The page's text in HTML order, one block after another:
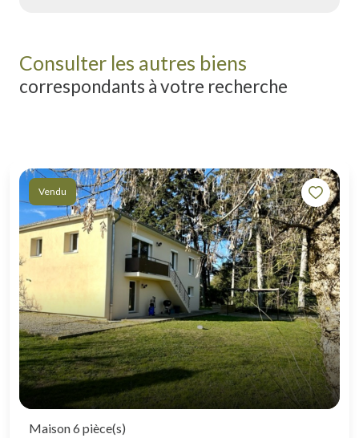
Consulter les autres biens
correspondants à votre recherche
Vendu
Maison 6 pièce(s)